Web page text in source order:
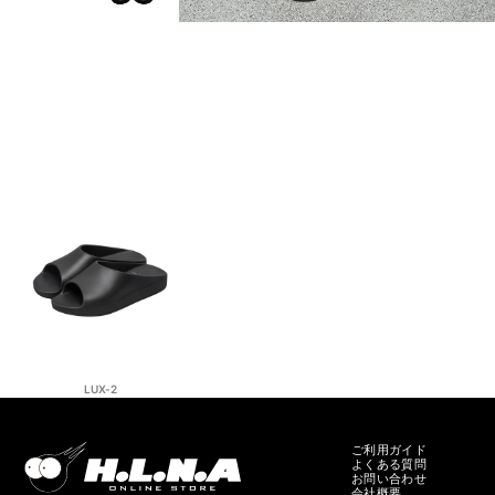
LUX-2